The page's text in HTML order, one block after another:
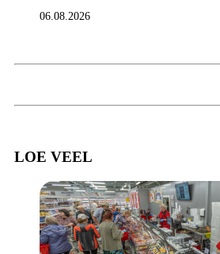
06.08.2026
LOE VEEL